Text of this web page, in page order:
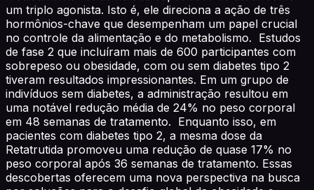
um triplo agonista. Isto é, ele direciona a ação de três
hormônios-chave que desempenham um papel crucial
no controle da alimentação e do metabolismo. Estudos
de fase 2 que incluíram mais de 600 participantes com
sobrepeso ou obesidade, com ou sem diabetes tipo 2
tiveram resultados impressionantes. Em um grupo de
indivíduos sem diabetes, a administração resultou em
uma notável redução média de 24% no peso corporal
em 48 semanas de tratamento. Enquanto isso, em
pacientes com diabetes tipo 2, a mesma dose da
Retatrutida promoveu uma redução de quase 17% no
peso corporal após 36 semanas de tratamento. Essas
descobertas oferecem uma nova perspectiva na busca